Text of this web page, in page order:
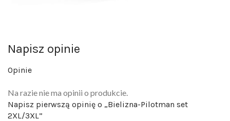
Napisz opinie
Opinie
Na razie nie ma opinii o produkcie.
Napisz pierwszą opinię o „Bielizna-Pilotman set
2XL/3XL”